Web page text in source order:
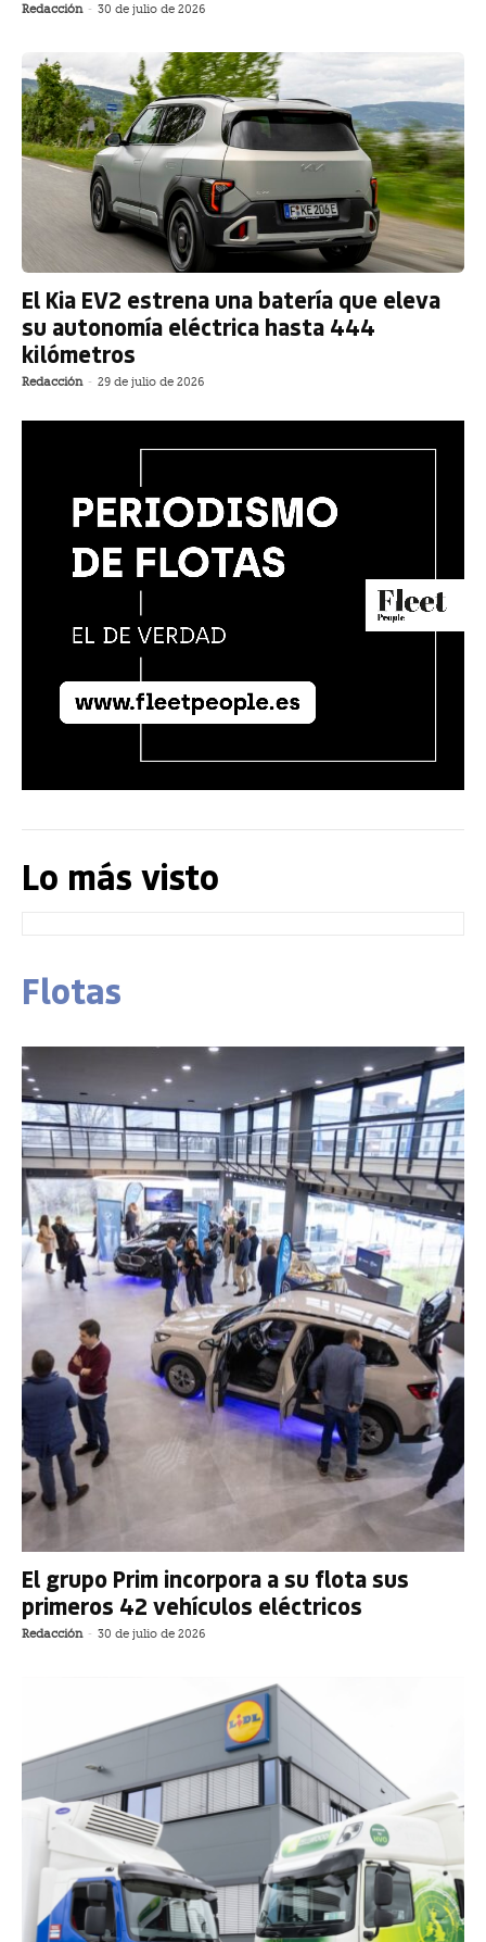
Redacción - 30 de julio de 2026
El Kia EV2 estrena una batería que eleva
su autonomía eléctrica hasta 444
kilómetros
Redacción - 29 de julio de 2026
Lo más visto
Flotas
El grupo Prim incorpora a su flota sus
primeros 42 vehículos eléctricos
Redacción - 30 de julio de 2026